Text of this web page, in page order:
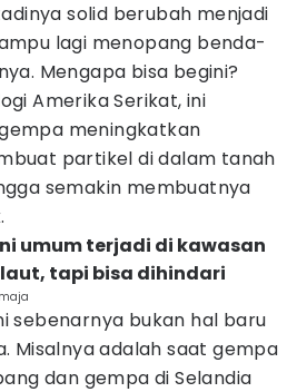
solid berubah menjadi
lagi menopang benda-
Mengapa bisa begini?
Amerika Serikat, ini
meningkatkan
partikel di dalam tanah
semakin membuatnya
umum terjadi di kawasan
tapi bisa dihindari
sebenarnya bukan hal baru
Misalnya adalah saat gempa
dan gempa di Selandia